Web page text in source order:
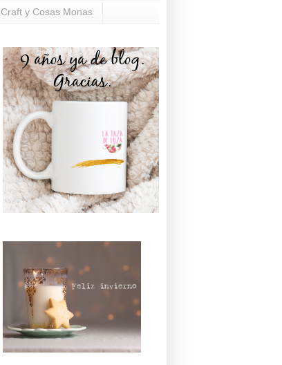
Craft y Cosas Monas